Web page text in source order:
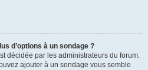
d’options à un sondage ?
décidée par les administrateurs du forum.
ajouter à un sondage vous semble